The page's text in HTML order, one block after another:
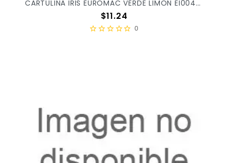
CARTULINA IRIS EUROMAC VERDE LIMON EI0047 X/100
Precio
$11.24
0